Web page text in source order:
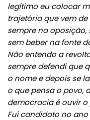
legítimo eu colocar
trajetória que vem
sempre na oposição,
sem beber na fonte
Não entendo a
sempre defendi que
o nome e depois se
o que pensa o povo,
democracia é ouvir o
Fui candidato no